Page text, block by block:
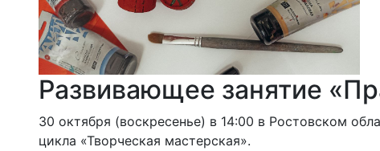
Развивающее занятие
30 октября (воскресенье) в 14:00 в Ростовском
цикла «Творческая мастерская».